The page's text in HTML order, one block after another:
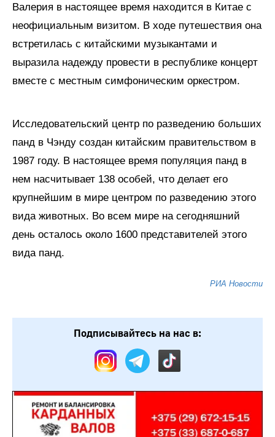
Валерия в настоящее время находится в Китае с
неофициальным визитом. В ходе путешествия она
встретилась с китайскими музыкантами и
выразила надежду провести в республике концерт
вместе с местным симфоническим оркестром.
Исследовательский центр по разведению больших
панд в Чэнду создан китайским правительством в
1987 году. В настоящее время популяция панд в
нем насчитывает 138 особей, что делает его
крупнейшим в мире центром по разведению этого
вида животных. Во всем мире на сегодняшний
день осталось около 1600 представителей этого
вида панд.
РИА Новости
Подписывайтесь на нас в: